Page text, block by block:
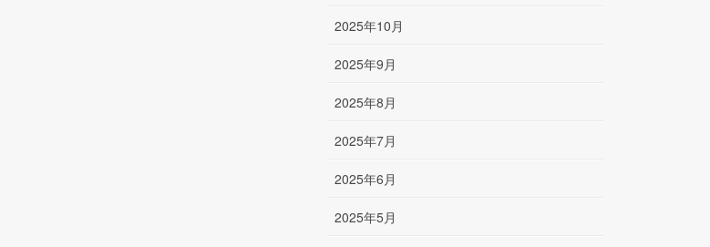
2025年10月
2025年9月
2025年8月
2025年7月
2025年6月
2025年5月